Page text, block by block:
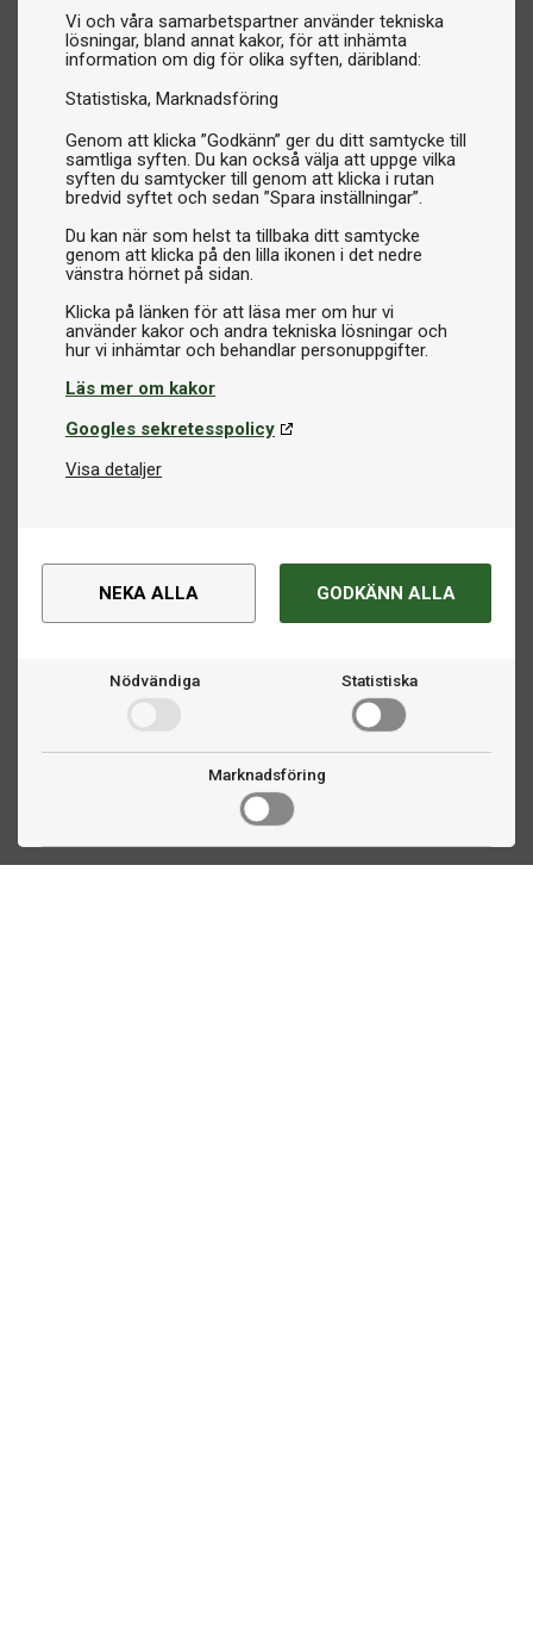
Vi och våra samarbetspartner använder tekniska
lösningar, bland annat kakor, för att inhämta
information om dig för olika syften, däribland:
Statistiska Marknadsföring
Genom att klicka ”Godkänn” ger du ditt samtycke till
samtliga syften. Du kan också välja att uppge vilka
syften du samtycker till genom att klicka i rutan
bredvid syftet och sedan ”Spara inställningar”.
Du kan när som helst ta tillbaka ditt samtycke
genom att klicka på den lilla ikonen i det nedre
vänstra hörnet på sidan.
Klicka på länken för att läsa mer om hur vi
använder kakor och andra tekniska lösningar och
Läs mer om kakor
Googles sekretesspolicy
Visa detaljer
NEKA ALLA GODKÄNN ALLA
Nödvändiga Statistiska
Marknadsföring